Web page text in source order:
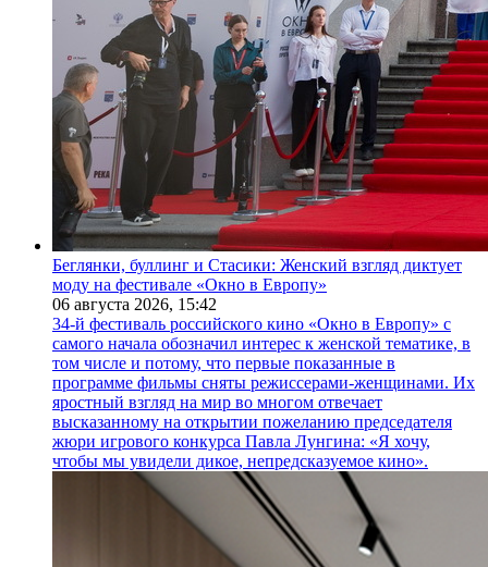
Беглянки, буллинг и Стасики: Женский взгляд диктует
моду на фестивале «Окно в Европу»
06 августа 2026, 15:42
34-й фестиваль российского кино «Окно в Европу» с
самого начала обозначил интерес к женской тематике, в
том числе и потому, что первые показанные в
программе фильмы сняты режиссерами-женщинами. Их
яростный взгляд на мир во многом отвечает
высказанному на открытии пожеланию председателя
жюри игрового конкурса Павла Лунгина: «Я хочу,
чтобы мы увидели дикое, непредсказуемое кино».